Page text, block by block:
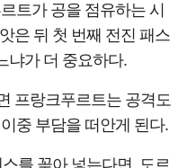
트가 공을 점유하는 시
은 뒤 첫 번째 전진 패스
냐가 더 중요하다.
프랑크푸르트는 공격도
중 부담을 떠안게 된다.
를 꽂아 넣는다면, 도르